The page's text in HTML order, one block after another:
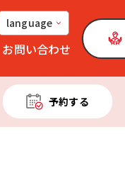
language
お問い合わせ
予約する